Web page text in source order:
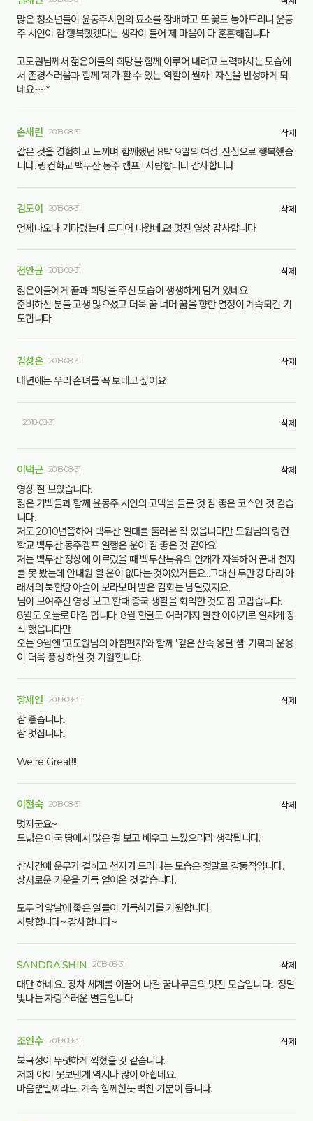
많은 청소년들이 윤동주시인의 묘소를 참배하고 또 꽃도 놓아드리니 윤동
주 시인이 참 행복했겠다는 생각이 들어 제 마음이 다 훈훈해집니다
고도원님께서 젊은이들의 희망을 함께 이루어 내려고 노력하시는 모습에
서 존경스러움과 함께 '제가 할 수 있는 역할이 뭘까 ' 자신을 반성하게 되
네요~~*
손새린 2018-08-31 삭제
같은 것을 경험하고 느끼며 함께했던 8박 9일의 여정, 진심으로 행복했습
니다. 링컨학교 백두산 동주 캠프 ! 사랑합니다 감사합니다
김도이 2018-08-31 삭제
언제나오나 기다렸는데 드디어 나왔네요! 멋진 영상 감사합니다
전안균 2018-08-31 삭제
젊은이들에게 꿈과 희망을 주신 모습이 생생하게 담겨 있네요.
준비하신 분들 고생 많으셨고 더욱 꿈 너머 꿈을 향한 열정이 계속되길 기
도합니다.
김성은 2018-08-31 삭제
내년에는 우리 손녀를 꼭 보내고 싶어요
2018-08-31 삭제
이택근 2018-08-31 삭제
영상 잘 보았습니다.
젊은 기백들과 함께 윤동주 시인의 고댁을 들른 것 참 좋은 코스인 것 같습
니다.
저도 2010년쯤하여 백두산 일대를 둘러온 적 있읍니다만 도원님의 링컨
학교 백두산 동주캠프 일행은 운이 참 좋은 것 같아요.
저는 백두산 정상에 이르렀을 때 백두산특유의 안개가 자욱하여 끝내 천지
를 못 봤는데 안내원 왈 운이 없다는 것이었거든요...그대신 두만강 다리 아
래서의 북한땅 아슬이 보라보며 받은 감회는 남달랐지요.
님이 보여주신 영상 보고 한때 중국 생활을 회억한 것도 참 고맙습니다.
8월도 오늘로 마감 합니다. 8월 한달도 여러가지 알찬 이야기로 알차게 장
식 했읍니다만
오는 9월엔 '고도원님의 아침편지'와 함께 '깊은 산속 옹달 샘' 기획과 운용
이 더욱 풍성 하실 것 기원합니다.
장세연 2018-08-31 삭제
참 좋습니다..
참 멋집니다..
We're Great!!!
이현숙 2018-08-31 삭제
멋지군요~
드넓은 이국 땅에서 많은 걸 보고 배우고 느꼈으리라 생각됩니다.
삽시간에 운무가 겉히고 천지가 드러나는 모습은 정말로 감동적입니다.
상서로운 기운을 가득 얻어온 것 같습니다.
모두의 앞날에 좋은 일들이 가득하기를 기원합니다.
사랑합니다~ 감사합니다~
SANDRA SHIN 2018-08-31 삭제
대단 하네요.. 장차 세계를 이끌어 나갈 꿈나무들의 멋진 모습입니다... 정말
빛나는 자랑스러운 별들입니다
조연수 2018-08-31 삭제
북극성이 뚜렷하게 찍혔을 것 같습니다.
저희 아이 못보낸게 역시나 많이 아쉽네요.
마음뿐일찌라도, 계속 함께한듯 벅찬 기분이 듭니다.